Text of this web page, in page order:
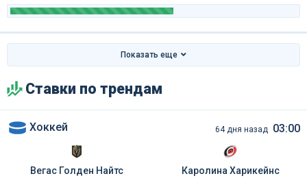
Показать еще
Ставки по трендам
Хоккей 64 дня назад 03:00
Вегас Голден Найтс Каролина Харикейнс